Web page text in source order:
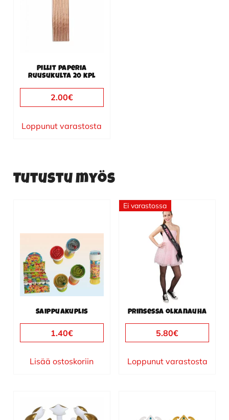
Pillit paperia
ruusukulta 20 kpl
2.00€
Loppunut varastosta
Tutustu myös
Saippuakuplis
1.40€
Lisää ostoskoriin
Ei varastossa
Prinsessa olkanauha
5.80€
Loppunut varastosta